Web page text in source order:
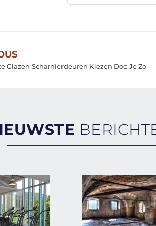
Glazen Scharnierdeuren Kiezen Doe Je Zo